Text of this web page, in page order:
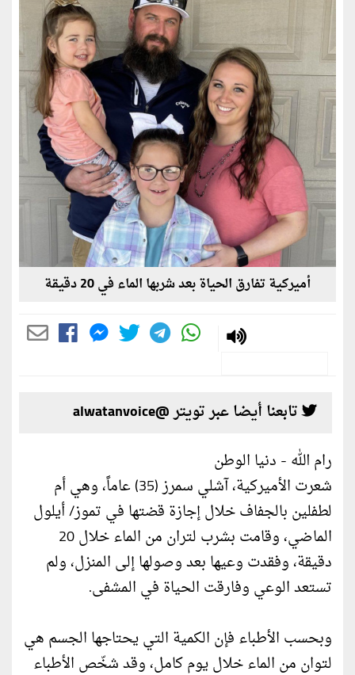
أميركية تفارق الحياة بعد شربها الماء في 20 دقيقة
تابعنا أيضا عبر تويتر @alwatanvoice
رام الله - دنيا الوطن
شعرت الأميركية، آشلي سمرز (35) عاماً، وهي أم
لطفلين بالجفاف خلال إجازة قضتها في تموز/ أيلول
الماضي، وقامت بشرب لتران من الماء خلال 20
دقيقة، وفقدت وعيها بعد وصولها إلى المنزل، ولم
تستعد الوعي وفارقت الحياة في المشفى.
وبحسب الأطباء فإن الكمية التي يحتاجها الجسم هي
لتوان من الماء خلال يوم كامل، وقد شخّص الأطباء